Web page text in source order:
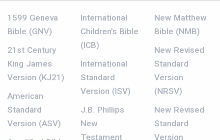
1599 Geneva
Bible (GNV)
21st Century
King James
Version (KJ21)
American
Standard
Version (ASV)
International
Children’s Bible
(ICB)
International
Standard
Version (ISV)
J.B. Phillips
New
Testament
New Matthew
Bible (NMB)
New Revised
Standard
Version
(NRSV)
New Revised
Standard
Version